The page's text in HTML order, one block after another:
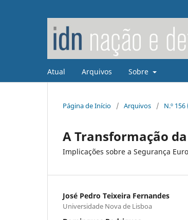
Atual Arquivos Sobre
Página de Início / Arquivos / N.º
A Transformação
Implicações sobre a Segurança
José Pedro Teixeira Fernandes
Universidade Nova de Lisboa